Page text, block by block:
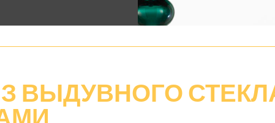
ВЫДУВНОГО